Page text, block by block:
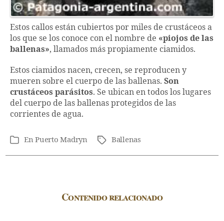
Estos callos están cubiertos por miles de crustáceos a
los que se los conoce con el nombre de «piojos de las
ballenas», llamados más propiamente ciamidos.
Estos ciamidos nacen, crecen, se reproducen y
mueren sobre el cuerpo de las ballenas. Son
crustáceos parásitos. Se ubican en todos los lugares
del cuerpo de las ballenas protegidos de las
corrientes de agua.
Categorías
EnPuerto Madryn Etiquetas
Ballenas
Contenido relacionado